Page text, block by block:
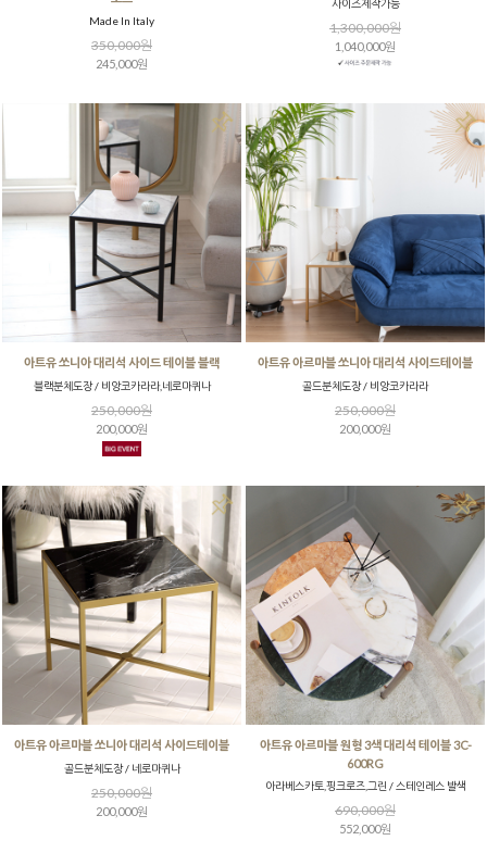
Made In Italy
350,000원
245,000원
사이즈제작가능
1,300,000원
1,040,000원
아트유 쏘니아 대리석 사이드 테이블 블랙
블랙분체도장 / 비앙코카라라,네로마퀴나
250,000원
200,000원
아트유 아르마블 쏘니아 대리석 사이드테이블
골드분체도장 / 비앙코카라라
250,000원
200,000원
아트유 아르마블 쏘니아 대리석 사이드테이블
골드분체도장 / 네로마퀴나
250,000원
200,000원
아트유 아르마블 원형 3색 대리석 테이블 3C-
600RG
아라베스카토,핑크로즈,그린 / 스테인레스 발색
690,000원
552,000원